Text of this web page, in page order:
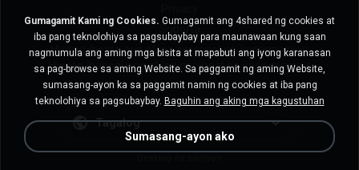
Suporta
Huwag ibenta ang aking personal na impormasyon
Huwag ibahagi ang aking personal na impormasyon
Tagalog
Gumagamit Kami ng Cookies. Gumagamit ang 4shared ng cookies at
iba pang teknolohiya sa pagsubaybay para maunawaan kung saan
nagmumula ang aming mga bisita at mapabuti ang iyong karanasan
sa pag-browse sa aming Website. Sa paggamit ng aming Website,
sumasang-ayon ka sa paggamit namin ng cookies at iba pang
teknolohiya sa pagsubaybay. Baguhin ang aking mga kagustuhan
Sumasang-ayon ako